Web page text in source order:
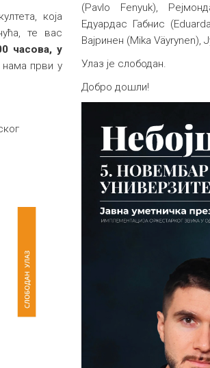
која
те вас
часова, у
први у
(Pavlo Fenyuk),
Едуардас Габнис
Вајринен (Mika Väyrynen),
Улаз је слободан.
Добро дошли!